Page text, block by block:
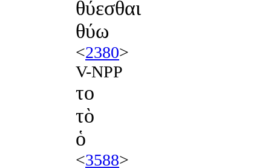
θύεσθαι
θύω
<2380>
V-NPP
το
τὸ
ὁ
<3588>